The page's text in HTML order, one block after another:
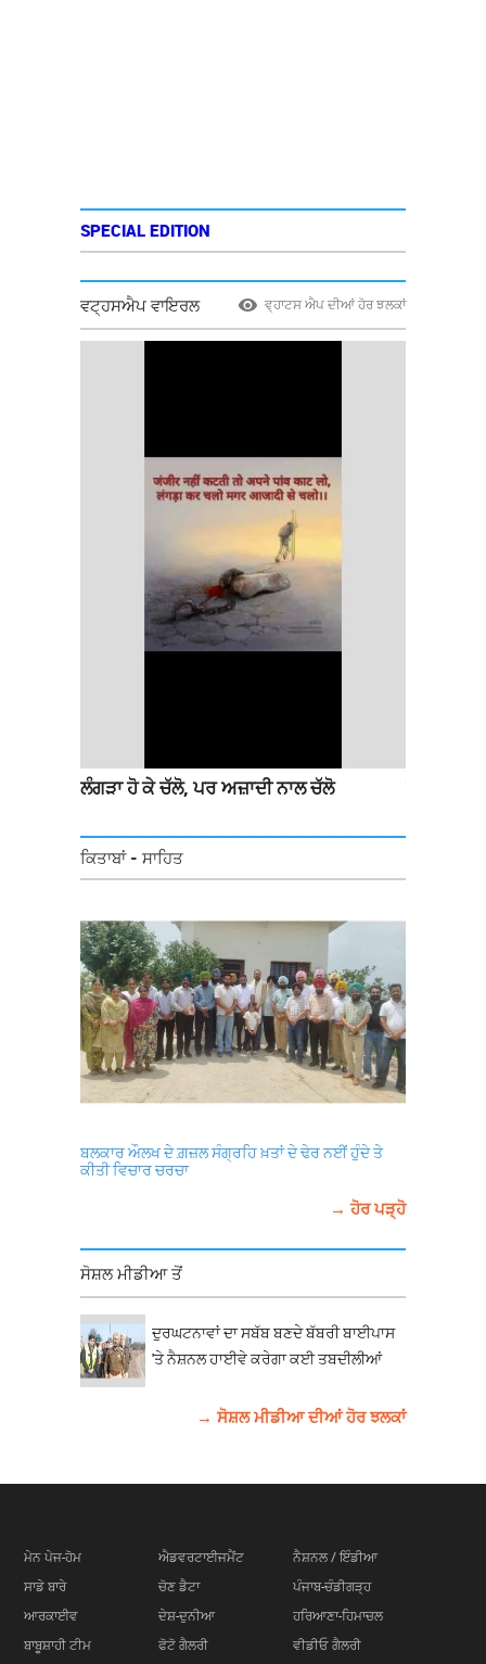
SPECIAL EDITION
ਵਟ੍ਹਸਐਪ ਵਾਇਰਲ ਵ੍ਹਾਟਸ ਐਪ ਦੀਆਂ ਹੋਰ ਝਲਕਾਂ
ਲੰਗੜਾ ਹੋ ਕੇ ਚੱਲੋ, ਪਰ ਅਜ਼ਾਦੀ ਨਾਲ ਚੱਲੋ
ਕਿਤਾਬਾਂ - ਸਾਹਿਤ
ਬਲਕਾਰ ਔਲਖ ਦੇ ਗ਼ਜ਼ਲ ਸੰਗ੍ਰਹਿ ਖ਼ਤਾਂ ਦੇ ਢੇਰ ਨਈਂ ਹੁੰਦੇ ਤੇ
ਕੀਤੀ ਵਿਚਾਰ ਚਰਚਾ
→ ਹੋਰ ਪੜ੍ਹੋ
ਸੋਸ਼ਲ ਮੀਡੀਆ ਤੋਂ
ਦੁਰਘਟਨਾਵਾਂ ਦਾ ਸਬੱਬ ਬਣਦੇ ਬੱਬਰੀ ਬਾਈਪਾਸ
'ਤੇ ਨੈਸ਼ਨਲ ਹਾਈਵੇ ਕਰੇਗਾ ਕਈ ਤਬਦੀਲੀਆਂ
→ ਸੋਸ਼ਲ ਮੀਡੀਆ ਦੀਆਂ ਹੋਰ ਝਲਕਾਂ
ਮੇਨ ਪੇਜ-ਹੋਮ
ਸਾਡੇ ਬਾਰੇ
ਆਰਕਾਈਵ
ਬਾਬੂਸ਼ਾਹੀ ਟੀਮ
ਐਡਵਰਟਾਈਜਮੈਂਟ
ਚੋਣ ਡੈਟਾ
ਦੇਸ਼-ਦੁਨੀਆ
ਫੋਟੋ ਗੈਲਰੀ
ਨੈਸ਼ਨਲ / ਇੰਡੀਆ
ਪੰਜਾਬ-ਚੰਡੀਗੜ੍ਹ
ਹਰਿਆਣਾ-ਹਿਮਾਚਲ
ਵੀਡੀਓ ਗੈਲਰੀ